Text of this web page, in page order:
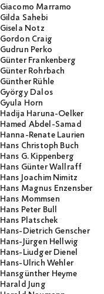
Giacomo Marramo
Gilda Sahebi
Gisela Notz
Gordon Craig
Gudrun Perko
Günter Frankenberg
Günter Rohrbach
Günther Rühle
György Dalos
Gyula Horn
Hadija Haruna-Oelker
Hamed Abdel-Samad
Hanna-Renate Laurien
Hans Christoph Buch
Hans G. Kippenberg
Hans Günter Wallraff
Hans Joachim Nimitz
Hans Magnus
Hans Mommsen
Hans Peter Bull
Hans Platschek
Hans-Dietrich Genscher
Hans-Jürgen Hellwig
Hans-Liudger Dienel
Hans-Ulrich Wehler
Hansgünther Heyme
Harald Jung